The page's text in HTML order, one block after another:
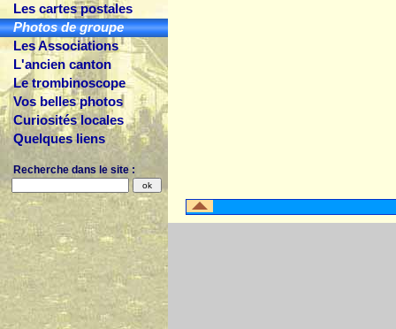
Les cartes postales
Photos de groupe
Les Associations
L'ancien canton
Le trombinoscope
Vos belles photos
Curiosités locales
Quelques liens
Recherche dans le site :